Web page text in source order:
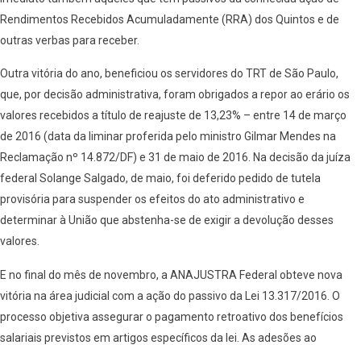
Rendimentos Recebidos Acumuladamente (RRA) dos Quintos e de
outras verbas para receber.
Outra vitória do ano, beneficiou os servidores do TRT de São Paulo,
que, por decisão administrativa, foram obrigados a repor ao erário os
valores recebidos a título de reajuste de 13,23% – entre 14 de março
de 2016 (data da liminar proferida pelo ministro Gilmar Mendes na
Reclamação nº 14.872/DF) e 31 de maio de 2016. Na decisão da juíza
federal Solange Salgado, de maio, foi deferido pedido de tutela
provisória para suspender os efeitos do ato administrativo e
determinar à União que abstenha-se de exigir a devolução desses
valores.
E no final do mês de novembro, a ANAJUSTRA Federal obteve nova
vitória na área judicial com a ação do passivo da Lei 13.317/2016. O
processo objetiva assegurar o pagamento retroativo dos benefícios
salariais previstos em artigos específicos da lei. As adesões ao